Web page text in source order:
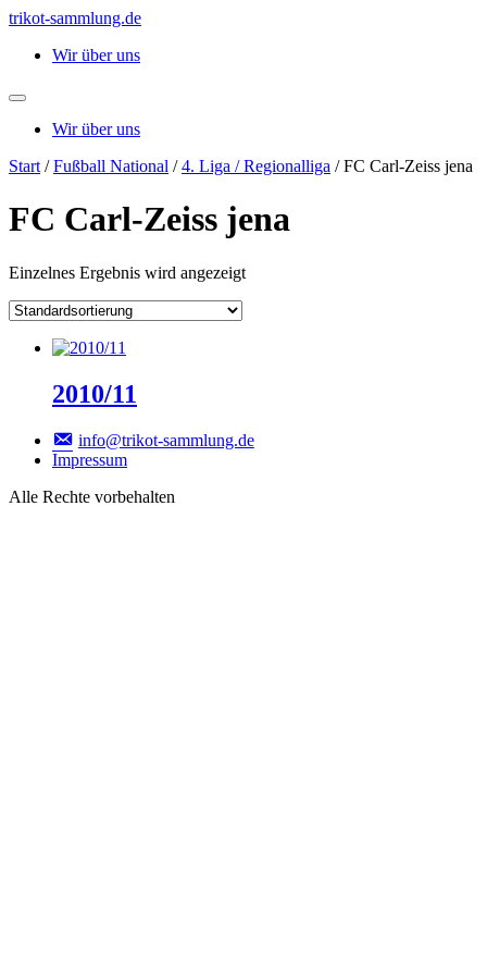
Zum
springen
trikot-sammlung.de
Wir über uns
Wir über uns
Start /Fußball National /4. Liga / Regionalliga / FC Carl-Zeiss jena
FC Carl-Zeiss jena
Einzelnes Ergebnis wird angezeigt
2010/11
info@trikot-sammlung.de
Impressum
Alle Rechte vorbehalten